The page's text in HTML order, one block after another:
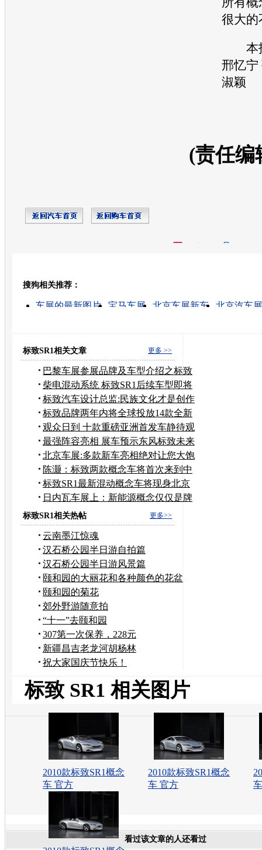
很大的
本报
邢忆宁
淑颖
(责任编
搜狗相关推荐：
车展的最新图片 宝马车展 北京车展新车
北京汽车展
更多 >>
标致SR1相关文章
巴黎车展参展品牌及车型介绍之标致
品牌
柴电混动系统 标致SR1后续车型即将
亮相
标致汽车设计总监:民族文化才是创作
源泉
标致品牌两年内将全球投放14款全新
车型
观众日到 十款重磅亚洲首发车静待观
瞻
最强阵容亮相 展车预示东风标致未来
战略
北京车展:多款新车亮相绝对让您大饱
眼福
陈灏：标致两款概念车将首次来到中
国
标致SR1最新混动概念车将现身北京
车展
日内瓦车展上：新能源概念仅仅是牌
坊
更多>>
标致SR1相关热帖
云南墨江惊魂
汉石桥公园半日游自拍篇
汉石桥公园半日游风景篇
颐和园的大丽花和各种颜色的花盆
颐和园的菊花
郊外野游随意拍
“十一”去颐和园
307第一次保养，228元
新疆昌吉老龙河胡杨林
祝大家国庆节快乐！
标致 SR1 相关图片
2010款标致SR1概念
车 官方
2010款标致SR1概念
车 官方
看过该文章的人还看过